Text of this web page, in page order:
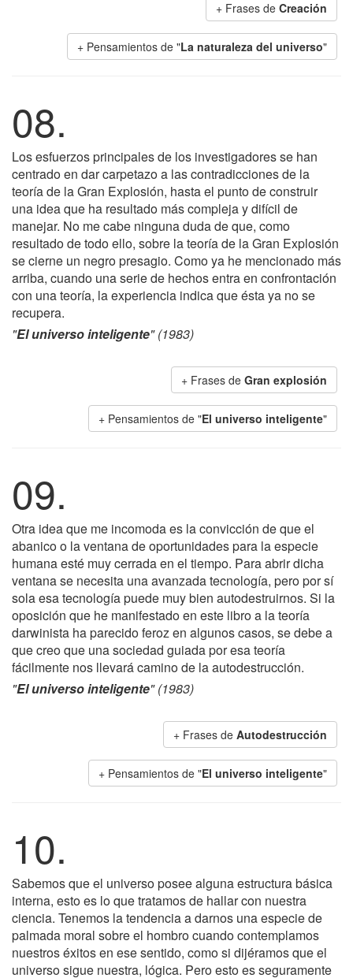
+ Frases de Creación
+ Pensamientos de "La naturaleza del universo"
08.
Los esfuerzos principales de los investigadores se han
centrado en dar carpetazo a las contradicciones de la
teoría de la Gran Explosión, hasta el punto de construir
una idea que ha resultado más compleja y difícil de
manejar. No me cabe ninguna duda de que, como
resultado de todo ello, sobre la teoría de la Gran Explosión
se cierne un negro presagio. Como ya he mencionado más
arriba, cuando una serie de hechos entra en confrontación
con una teoría, la experiencia indica que ésta ya no se
recupera.
"El universo inteligente" (1983)
+ Frases de Gran explosión
+ Pensamientos de "El universo inteligente"
09.
Otra idea que me incomoda es la convicción de que el
abanico o la ventana de oportunidades para la especie
humana esté muy cerrada en el tiempo. Para abrir dicha
ventana se necesita una avanzada tecnología, pero por sí
sola esa tecnología puede muy bien autodestruirnos. Si la
oposición que he manifestado en este libro a la teoría
darwinista ha parecido feroz en algunos casos, se debe a
que creo que una sociedad guiada por esa teoría
fácilmente nos llevará camino de la autodestrucción.
"El universo inteligente" (1983)
+ Frases de Autodestrucción
+ Pensamientos de "El universo inteligente"
10.
Sabemos que el universo posee alguna estructura básica
interna, esto es lo que tratamos de hallar con nuestra
ciencia. Tenemos la tendencia a darnos una especie de
palmada moral sobre el hombro cuando contemplamos
nuestros éxitos en ese sentido, como si dijéramos que el
universo sigue nuestra, lógica. Pero esto es seguramente